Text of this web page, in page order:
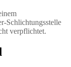
Schlichtungsstelle
verpflichtet.